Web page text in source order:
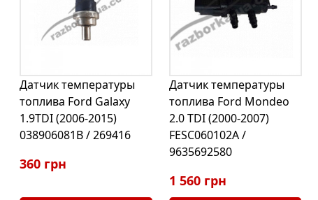
Датчик температуры
топлива Ford Galaxy
1.9TDI (2006-2015)
038906081B / 269416
360 грн
Датчик температуры
топлива Ford Mondeo
2.0 TDI (2000-2007)
FESC060102A /
9635692580
1 560 грн